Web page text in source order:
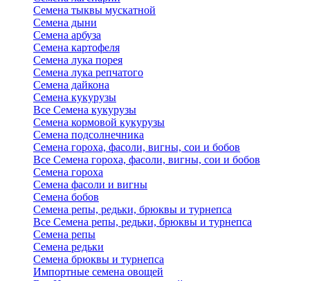
Семена тыквы мускатной
Семена дыни
Семена арбуза
Семена картофеля
Семена лука порея
Семена лука репчатого
Семена дайкона
Семена кукурузы
Все Семена кукурузы
Семена кормовой кукурузы
Семена подсолнечника
Семена гороха, фасоли, вигны, сои и бобов
Все Семена гороха, фасоли, вигны, сои и бобов
Семена гороха
Семена фасоли и вигны
Семена бобов
Семена репы, редьки, брюквы и турнепса
Все Семена репы, редьки, брюквы и турнепса
Семена репы
Семена редьки
Семена брюквы и турнепса
Импортные семена овощей